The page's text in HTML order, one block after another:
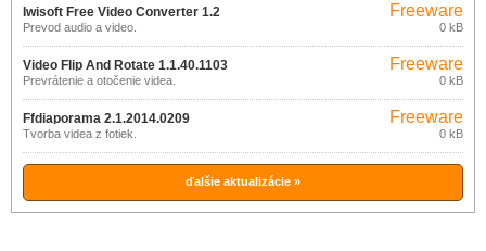
Iwisoft Free Video Converter 1.2
Prevod audio a video.
Freeware
0 kB
Video Flip And Rotate 1.1.40.1103
Prevrátenie a otočenie videa.
Freeware
0 kB
Ffdiaporama 2.1.2014.0209
Tvorba videa z fotiek.
Freeware
0 kB
ďalšie aktualizácie »